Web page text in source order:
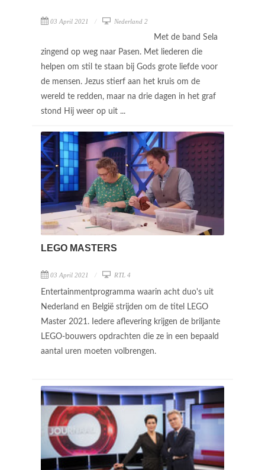
03 April 2021 Nederland 2
Met de band Sela
zingend op weg naar Pasen. Met liederen die
helpen om stil te staan bij Gods grote liefde voor
de mensen. Jezus stierf aan het kruis om de
wereld te redden, maar na drie dagen in het graf
stond Hij weer op uit ...
LEGO MASTERS
03 April 2021 RTL 4
Entertainmentprogramma waarin acht duo's uit
Nederland en België strijden om de titel LEGO
Master 2021. Iedere aflevering krijgen de briljante
LEGO-bouwers opdrachten die ze in een bepaald
aantal uren moeten volbrengen.